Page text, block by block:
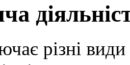
різні